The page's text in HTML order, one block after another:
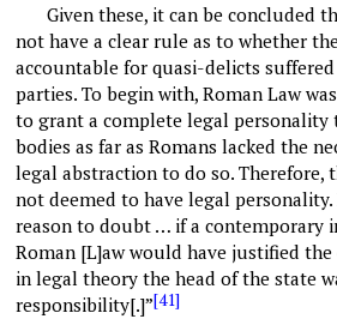
Given these, it can be concluded
not have a clear rule as to whether
accountable for quasi-delicts
parties. To begin with, Roman Law
to grant a complete legal personality
bodies as far as Romans lacked the
legal abstraction to do so. Therefore,
not deemed to have legal personality.
reason to doubt … if a contemporary
Roman [L]aw would have justified
in legal theory the head of the state
responsibility[.]”[41]